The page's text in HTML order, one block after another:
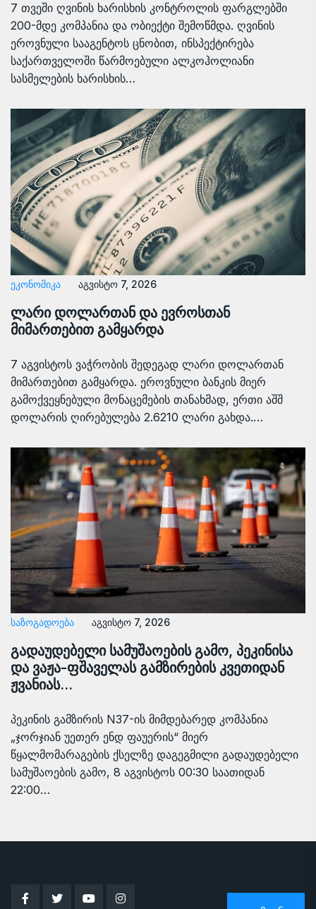
7 თვეში ღვინის ხარისხის კონტროლის ფარგლებში
200-მდე კომპანია და ობიექტი შემოწმდა. ღვინის
ეროვნული სააგენტოს ცნობით, ინსპექტირება
საქართველოში წარმოებული ალკოჰოლიანი
სასმელების ხარისხის…
ᲔᲙᲝᲜᲝᲛᲘᲙᲐ აგვისტო 7, 2026
ლარი დოლართან და ევროსთან
მიმართებით გამყარდა
7 აგვისტოს ვაჭრობის შედეგად ლარი დოლართან
მიმართებით გამყარდა. ეროვნული ბანკის მიერ
გამოქვეყნებული მონაცემების თანახმად, ერთი აშშ
დოლარის ღირებულება 2.6210 ლარი გახდა.…
ᲡᲐᲖᲝᲒᲐᲓᲝᲔᲑᲐ აგვისტო 7, 2026
გადაუდებელი სამუშაოების გამო, პეკინისა
და ვაჟა-ფშაველას გამზირების კვეთიდან
ჟვანიას…
პეკინის გამზირის N37-ის მიმდებარედ კომპანია
„ჯორჯიან უეთერ ენდ ფაუერის“ მიერ
წყალმომარაგების ქსელზე დაგეგმილი გადაუდებელი
სამუშაოების გამო, 8 აგვისტოს 00:30 საათიდან
22:00…